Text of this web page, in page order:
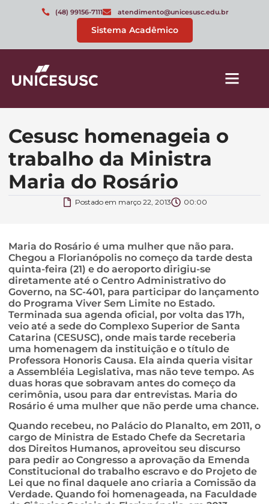
(48) 99156-7111 atendimento@unicesusc.edu.br
Sistema Acadêmico
Cesusc homenageia o
trabalho da Ministra
Maria do Rosário
Postado em março 22, 2013 00:00
Maria do Rosário é uma mulher que não para.
Chegou a Florianópolis no começo da tarde desta
quinta-feira (21) e do aeroporto dirigiu-se
diretamente até o Centro Administrativo do
Governo, na SC-401, para participar do lançamento
do Programa Viver Sem Limite no Estado.
Terminada sua agenda oficial, por volta das 17h,
veio até a sede do Complexo Superior de Santa
Catarina (CESUSC), onde mais tarde receberia
uma homenagem da instituição e o título de
Professora Honoris Causa. Ela ainda queria visitar
a Assembléia Legislativa, mas não teve tempo. As
duas horas que sobravam antes do começo da
cerimônia, usou para dar entrevistas. Maria do
Rosário é uma mulher que não perde uma chance.
Quando recebeu, no Palácio do Planalto, em 2011, o
cargo de Ministra de Estado Chefe da Secretaria
dos Direitos Humanos, aproveitou seu discurso
para pedir ao Congresso a aprovação da Emenda
Constitucional do trabalho escravo e do Projeto de
Lei que no final daquele ano criaria a Comissão da
Verdade. Quando foi homenageada, na Faculdade